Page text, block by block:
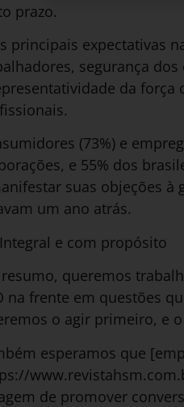
prazo.
principais expectativas
segurança
da
(73%) e
e 55% dos
suas objeções à
um ano atrás.
e com propósito
resumo, queremos
na frente em questões
o agir primeiro, e
esperamos que
de promover